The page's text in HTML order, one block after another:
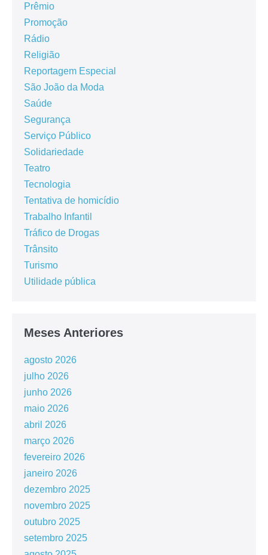
Prêmio
Promoção
Rádio
Religião
Reportagem Especial
São João da Moda
Saúde
Segurança
Serviço Público
Solidariedade
Teatro
Tecnologia
Tentativa de homicídio
Trabalho Infantil
Tráfico de Drogas
Trânsito
Turismo
Utilidade pública
Meses Anteriores
agosto 2026
julho 2026
junho 2026
maio 2026
abril 2026
março 2026
fevereiro 2026
janeiro 2026
dezembro 2025
novembro 2025
outubro 2025
setembro 2025